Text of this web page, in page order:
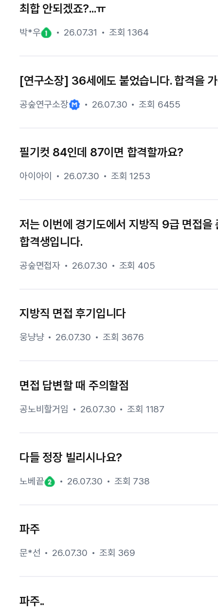
최합 안되겠죠?...ㅠ
박*우 26.07.31 조회 1364
[연구소장] 36세에도 붙었습니다. 합격을
공숲연구소장 26.07.30 조회 6455
필기컷 84인데 87이면 합격할까요?
아이아이 26.07.30 조회 1253
저는 이번에 경기도에서 지방직 9급 면접을
합격생입니다.
공숲면접자 26.07.30 조회 405
지방직 면접 후기입니다
웅냥냥 26.07.30 조회 3676
면접 답변할 때 주의할점
공노비할거임 26.07.30 조회 1187
다들 정장 빌리시나요?
노베끝 26.07.30 조회 738
파주
문*선 26.07.30 조회 369
파주..